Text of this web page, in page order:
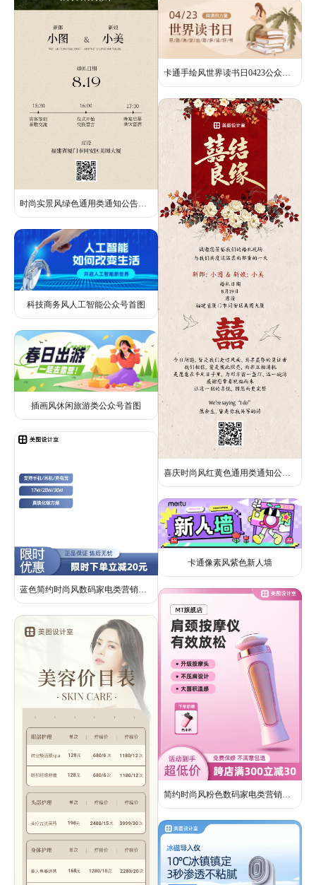
时尚实景风绿色通用类通知公告婚礼邀请函长图海报
科技商务风人工智能公众号首图
插画风休闲旅游类公众号首图
蓝色简约时尚风数码家电类营销带货快充充电头电商主图图框
卡通手绘风世界读书日0423公众号头图
喜庆时尚风红黄色通用类通知公告婚礼邀请函长图海报
卡通像素风紫色新人墙
简约时尚风粉色数码家电类营销带货按摩仪器类电商主图